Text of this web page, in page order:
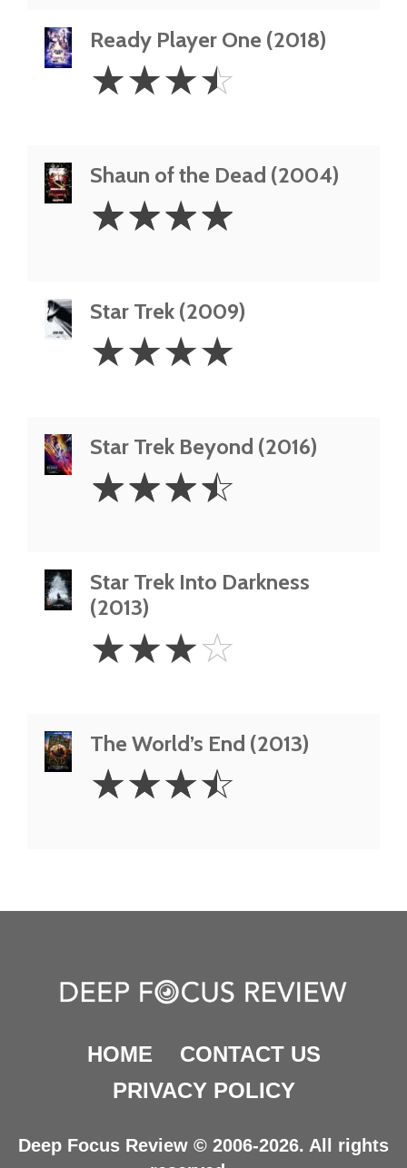
Ready Player One (2018)
3.5
Stars
☆☆☆☆
Shaun of the Dead (2004)
Stars
☆☆☆☆
Star Trek (2009)
Stars
☆☆☆☆
Star Trek Beyond (2016)
3.5
Stars
☆☆☆☆
Star Trek Into Darkness
(2013)
Stars
☆☆☆☆
The World’s End (2013)
3.5
Stars
☆☆☆☆
HOME
CONTACT US
PRIVACY POLICY
Deep Focus Review © 2006-2026. All rights